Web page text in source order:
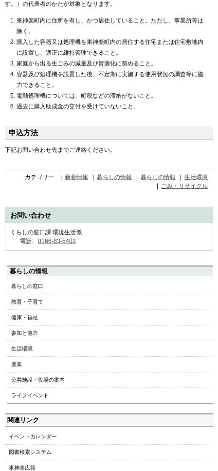
す。）の代表者のかたが対象となります。
東神楽町内に住所を有し、かつ居住していること。ただし、事業所等は
除く。
購入した容器又は処理機を東神楽町内の居住する住宅または住宅敷地内
に設置し、適正に維持管理できること。
家庭から出る生ごみの減量及び資源化に努めること。
容器及び処理機を設置した後、不定期に実施する使用状況の調査等に協
力できること。
電動処理機については、町税などの滞納がないこと。
過去に購入助成金の交付を受けていないこと。
申込方法
下記お問い合わせ先までご連絡ください。
カテゴリー 新着情報 暮らしの情報 暮らしの情報
生活環境
ごみ・リサイクル
お問い合わせ
くらしの窓口課 環境生活係
電話:
0166-83-5402
ペ
ッ
本
メ
ー
暮らしの情報
暮らしの窓口
教育・子育て
健康・福祉
参加と協力
生活環境
産業
公共施設・役場の案内
ライフイベント
関連リンク
イベントカレンダー
図書検索システム
東神楽広報